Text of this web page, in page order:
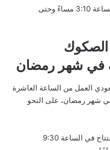
تبدأ فترة ما بعد التداول من الساعة 3:10 مساءً وحتى
الصكوك
في شهر رمضان
العمل من الساعة العاشرة
شهر رمضان، على النحو
يبدأ السوق بجلسة ما قبل الافتتاح في الساعة 9:30